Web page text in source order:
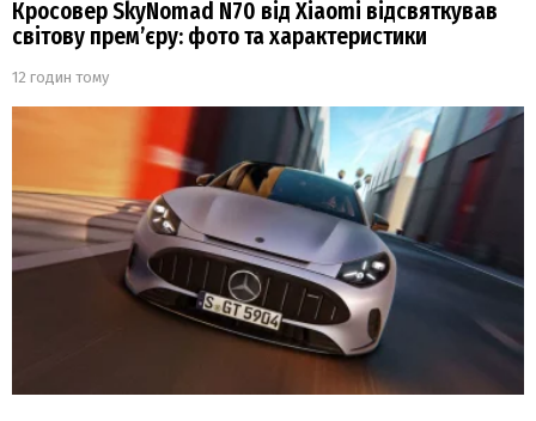
Кросовер SkyNomad N70 від Xiaomi відсвяткував
світову прем’єру: фото та характеристики
12 годин тому